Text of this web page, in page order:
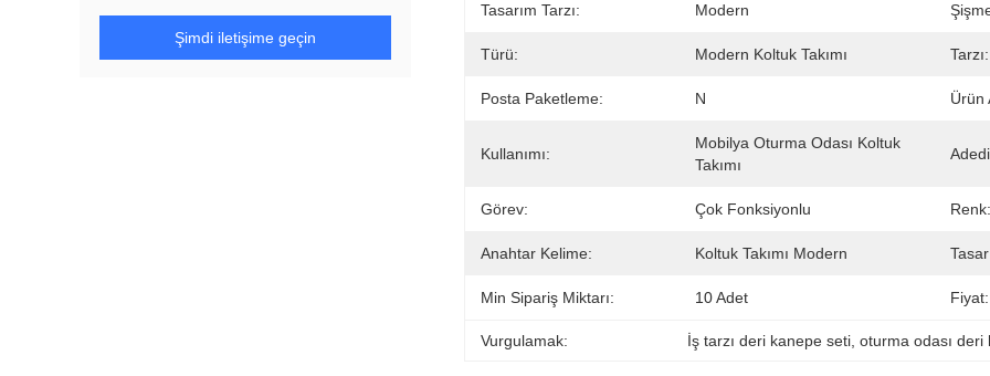
Şimdi iletişime geçin
Tasarım Tarzı: Modern
Türü: Modern Koltuk Takımı Tarzı:
Posta Paketleme: N Ürün
Kullanımı:
Mobilya Oturma Odası Koltuk
Takımı
Görev: Çok Fonksiyonlu Renk:
Anahtar Kelime: Koltuk Takımı Modern
Min Sipariş Miktarı: 10 Adet Fiyat:
Vurgulamak: İş tarzı deri kanepe seti , oturma odası deri